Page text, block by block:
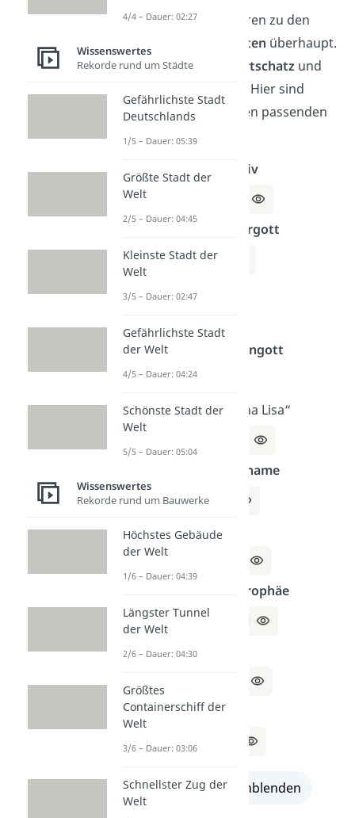
Kreuzworträtsel gehören zu den
beliebtesten Rätselarten überhaupt.
Sieerweitern den Wortschatz und
. Hier sind
typische Fragen mit den passenden
Lösungen.
Berühmter
Detektiv
Lösung:
Donnergott
Lösung:
Thor
Fluss
in Italien
Ägyptischer
Sonnengott
Lösung:
Schöpferder „Mona Lisa“
Männername
Lösung: Noah
DeutscherDichter
Lösung:
Siegestrophäe
Lösung: Medaille
Spanischer
Lösung:
Dieb
Lösung:
alle Lösungen einblenden
4/4 – Dauer: 02:27
Wissenswertes
Rekorde rund um Städte
Gefährlichste Stadt
Deutschlands
1/5 – Dauer: 05:39
Größte Stadt der
Welt
2/5 – Dauer: 04:45
Kleinste Stadt der
Welt
3/5 – Dauer: 02:47
Gefährlichste Stadt
der Welt
4/5 – Dauer: 04:24
Schönste Stadt der
Welt
5/5 – Dauer: 05:04
Wissenswertes
Rekorde rund um Bauwerke
Höchstes Gebäude
der Welt
1/6 – Dauer: 04:39
Längster Tunnel
der Welt
2/6 – Dauer: 04:30
Größtes
Containerschiff der
Welt
3/6 – Dauer: 03:06
Schnellster Zug der
Welt